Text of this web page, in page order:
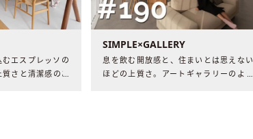
エスプレッソの
さと清潔感のあ
SIMPLE×GALLERY
息を飲む開放感と、住まいとは思えない
ほどの上質さ。アートギャラリーのよう